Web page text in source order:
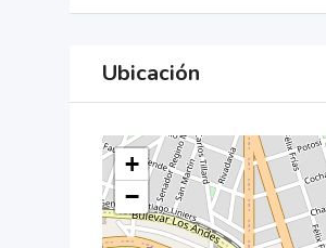
Ubicación
+
−